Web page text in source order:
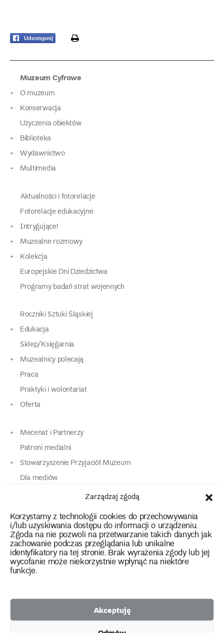
Zarządzaj zgodą
Korzystamy z technologii cookies do przechowywania
i/lub uzyskiwania dostępu do informacji o urządzeniu.
Zgoda na nie pozwoli na przetwarzanie takich danych jak
zachowanie podczas przeglądania lub unikalne
identyfikatory na tej stronie. Brak wyrażenia zgody lub jej
wycofanie może niekorzystnie wpłynąć na niektóre
funkcje.
Akceptuję
Udostępnij print
Muzeum Cyfrowe
O muzeum
Konserwacja
Użyczenia obiektów
Biblioteka
Wydawnictwo
Multimedia
Aktualności i fotorelacje
Fotorelacje edukacyjne
Intrygujące!
Muzealne rozmowy
Kolekcja
Europejskie Dni Dziedzictwa
Programy badań strat wojennych
Roczniki Sztuki Śląskiej
Edukacja
Sklep/Księgarnia
Muzealnicy polecają
Praca
Praktyki i wolontariat
Oferta
Mecenat i Partnerzy
Patroni medialni
Stowarzyszenie Przyjaciół Muzeum
Dla mediów
Dla osób o specjalnych potrzebach
Kontakt
instagram
twitterfacebookyoutube
tiktok
2026 Copyright by Muzeum Narodowe we Wrocławiu
Polityka prywatności